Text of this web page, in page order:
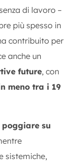
di lavoro –
più spesso in
contribuito per
anche un
future, con
meno tra i 19
su
sistemiche,